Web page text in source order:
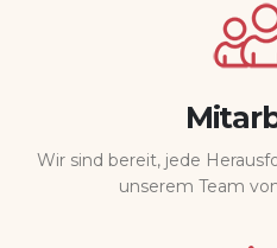
Wir sind bereit, jede
unserem Team